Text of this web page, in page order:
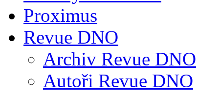
Proximus
Revue DNO
Archiv Revue DNO
Autoři Revue DNO